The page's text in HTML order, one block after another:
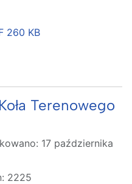
260 KB
Terenowego
17 października
2225